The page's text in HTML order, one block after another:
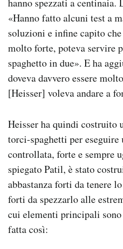
hanno spezzati a centinaia.
«Hanno fatto alcuni test a
soluzioni e infine capito
molto forte, poteva servire
spaghetto in due». E ha
doveva davvero essere
[Heisser] voleva andare a
Heisser ha quindi costruito
torci-spaghetti per eseguire
controllata, forte e sempre
spiegato Patil, è stato
abbastanza forti da tenere
forti da spezzarlo alle
cui elementi principali
fatta così: